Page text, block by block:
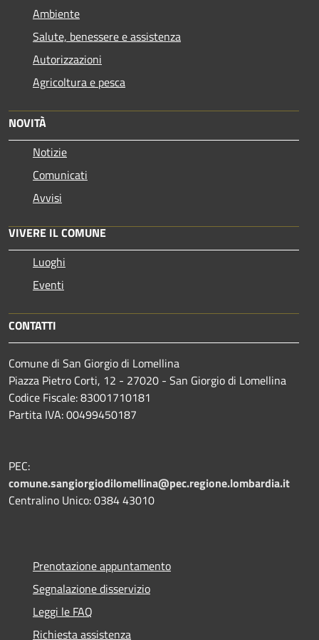
Ambiente
Salute, benessere e assistenza
Autorizzazioni
Agricoltura e pesca
NOVITÀ
Notizie
Comunicati
Avvisi
VIVERE IL COMUNE
Luoghi
Eventi
CONTATTI
Comune di San Giorgio di Lomellina
Piazza Pietro Corti, 12 - 27020 - San Giorgio di Lomellina
Codice Fiscale: 83001710181
Partita IVA: 00499450187
PEC:
comune.sangiorgiodilomellina@pec.regione.lombardia.it
Centralino Unico: 0384 43010
Prenotazione appuntamento
Segnalazione disservizio
Leggi le FAQ
Richiesta assistenza